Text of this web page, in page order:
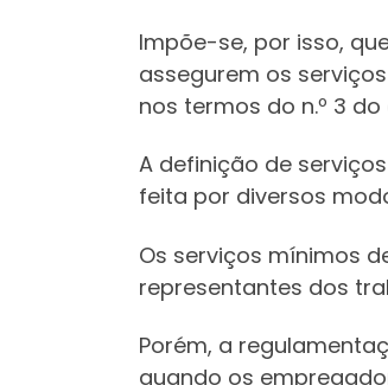
Impõe-se, por isso,
assegurem os
nos termos do n.º 3
A definição de
feita por diversos
Os serviços mínimos
representantes dos
Porém, a
quando os